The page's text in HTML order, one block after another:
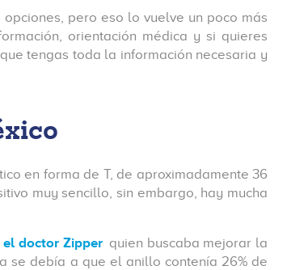
pero eso lo vuelve un poco más
orientación médica y si quieres
tengas toda la información necesaria y
en forma de T, de aproximadamente 36
muy sencillo, sin embargo, hay mucha
doctor Zipper quien buscaba mejorar la
se debía a que el anillo contenía 26% de